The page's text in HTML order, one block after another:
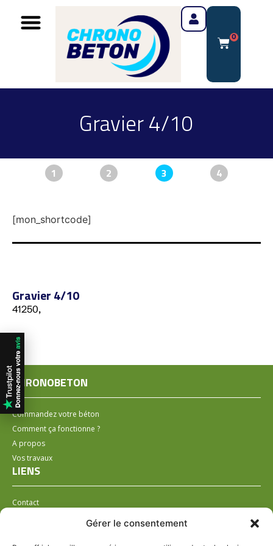
Gérer le consentement
0
Gravier 4/10
1 2 3 4
[mon_shortcode]
Gravier 4/10
41250,
CHRONOBETON
Commandez votre béton
Comment ça fonctionne ?
A propos
Vos travaux
LIENS
Contact